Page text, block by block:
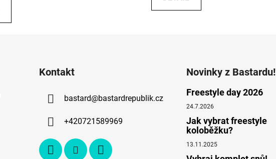
Kontakt
bastard@bastardrepublik.cz
+420721589969
Novinky z Bastardu!
Freestyle day 2026
24.7.2026
Jak vybrat freestyle
koloběžku?
13.11.2025